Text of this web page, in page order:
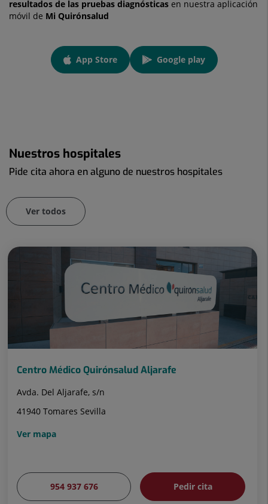
resultados de las pruebas diagnósticas en nuestra aplicación
móvil de Mi Quirónsalud
App
link
App Store
Enlace a una aplicación externa.
Google play
Enlace a una aplicación
Nuestros hospitales
Pide cita ahora en alguno de nuestros hospitales
Ver todos
Centro Médico Quirónsalud Aljarafe
Avda. Del Aljarafe, s/n
41940 Tomares Sevilla
Ver mapa
954 937 676 Pedir cita